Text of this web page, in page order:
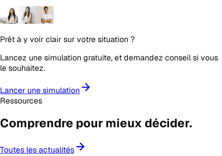
Prêt à y voir clair sur votre situation ?
Lancez une simulation gratuite, et demandez conseil si vous
le souhaitez.
Lancer une simulation
Ressources
Comprendre pour mieux décider.
Toutes les actualités